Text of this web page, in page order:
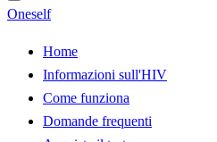
Oneself
Home
Informazioni sull'HIV
Come funziona
Domande frequenti